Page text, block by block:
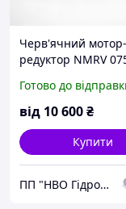
Черв'ячний мотор-
редуктор NMRV
обладнання
Готово до
від 10 600₴
Купити
ПП "НВО Гідромаш-1"